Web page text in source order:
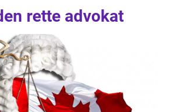
rette advokat